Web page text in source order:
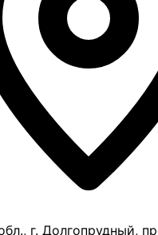
г. Долгопрудный,